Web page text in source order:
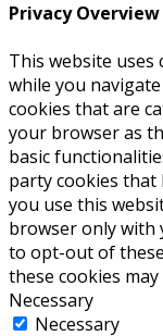
Privacy Overview
This website uses
while you
cookies that are
your browser as
basic
party cookies that
you use this
browser only with
to opt-out of
these cookies
Necessary
Necessary